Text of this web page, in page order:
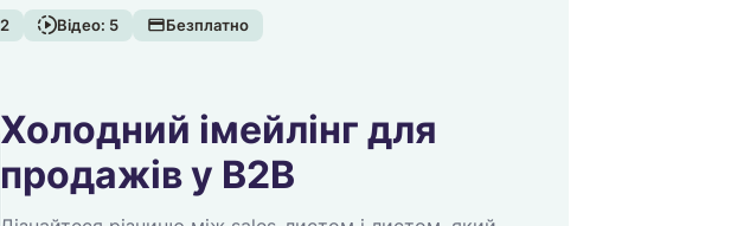
2 Відео: 5 Безплатно
Холодний імейлінг для
продажів у B2B